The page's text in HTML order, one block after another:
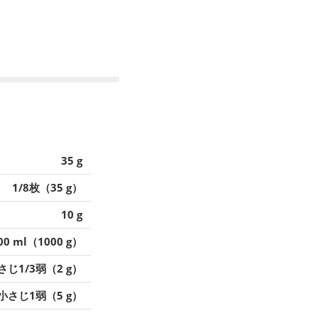
35 g
1/8枚（35 g）
10 g
ml（1000 g）
じ1/3弱（2 g）
さじ1弱（5 g）